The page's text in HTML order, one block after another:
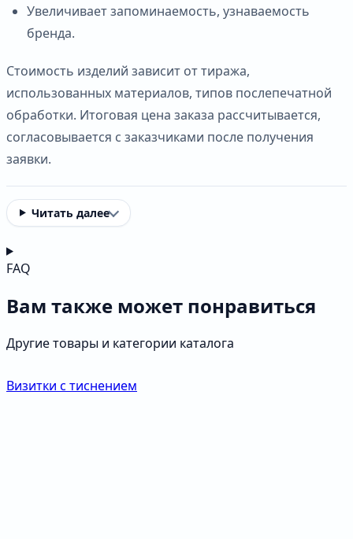
Увеличивает запоминаемость, узнаваемость
бренда.
Стоимость изделий зависит от тиража,
использованных материалов, типов послепечатной
обработки. Итоговая цена заказа рассчитывается,
согласовывается с заказчиками после получения
заявки.
Читать далее
FAQ
Вам также может понравиться
Другие товары и категории каталога
Визитки с тиснением